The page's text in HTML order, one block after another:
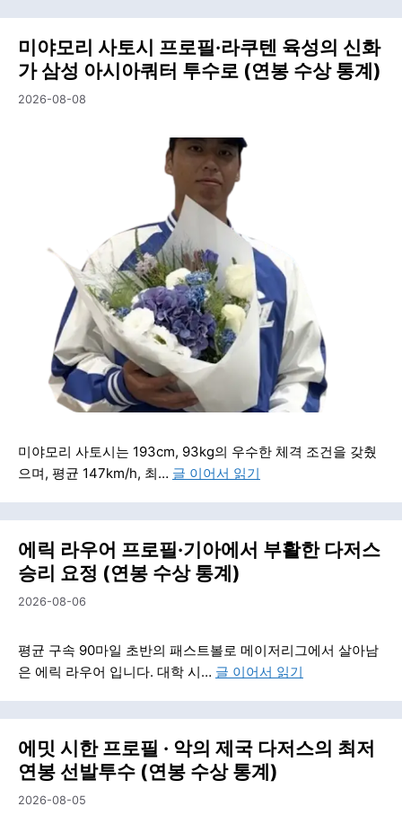
미야모리 사토시 프로필·라쿠텐 육성의 신화
가 삼성 아시아쿼터 투수로 (연봉 수상 통계)
2026-08-08
미야모리 사토시는 193cm, 93kg의 우수한 체격 조건을 갖췄
으며, 평균 147km/h, 최… 글 이어서 읽기
에릭 라우어 프로필·기아에서 부활한 다저스
승리 요정 (연봉 수상 통계)
2026-08-06
평균 구속 90마일 초반의 패스트볼로 메이저리그에서 살아남
은 에릭 라우어 입니다. 대학 시… 글 이어서 읽기
에밋 시한 프로필 · 악의 제국 다저스의 최저
연봉 선발투수 (연봉 수상 통계)
2026-08-05